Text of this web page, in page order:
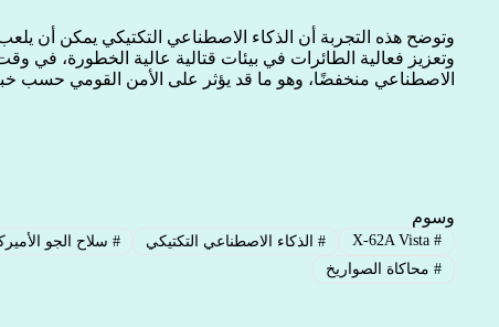
وتوضح هذه التجربة أن الذكاء الاصطناعي التكتيكي يمكن أن
وتعزيز فعالية الطائرات في بيئات قتالية عالية الخطورة، في
الاصطناعي منخفضًا، وهو ما قد يؤثر على الأمن القومي حسب
وسوم
#
X-62A Vista
#الذكاء الاصطناعي التكتيكي # سلاح الجو
#محاكاة الصواريخ